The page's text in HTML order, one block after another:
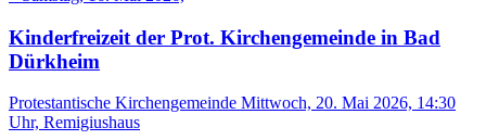
Kinderfreizeit der Prot. Kirchengemeinde in Bad
Dürkheim
Protestantische Kirchengemeinde Mittwoch, 20. Mai 2026, 14:30
Uhr, Remigiushaus